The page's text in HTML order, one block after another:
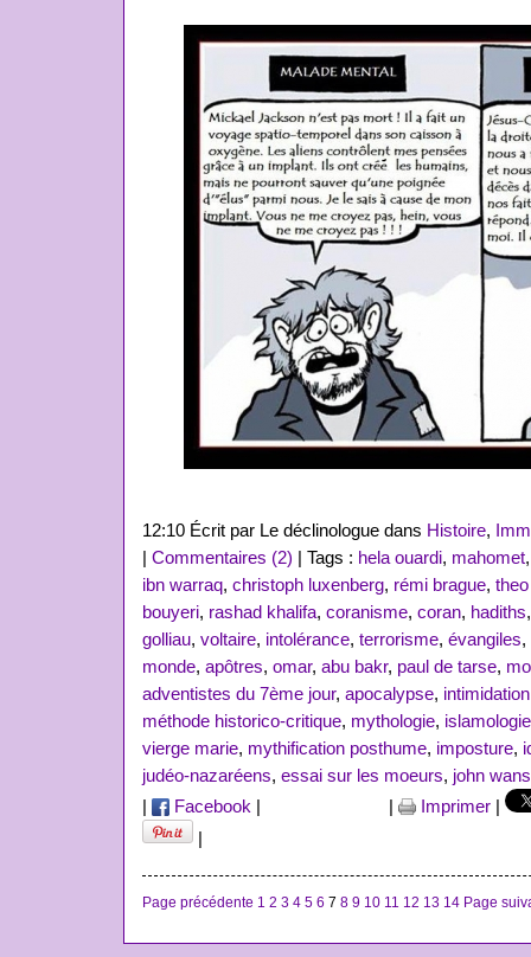
12:10 Écrit par Le déclinologue dans Histoire,
| Commentaires (2) | Tags : hela ouardi, mahomet
ibn warraq, christoph luxenberg, rémi brague,
bouyeri, rashad khalifa, coranisme, coran, hadiths
golliau, voltaire, intolérance, terrorisme, évangiles,
monde, apôtres, omar, abu bakr, paul de tarse,
adventistes du 7ème jour, apocalypse, intimidation
méthode historico-critique, mythologie, islamologie
vierge marie, mythification posthume, imposture,
judéo-nazaréens, essai sur les moeurs, john
|
Facebook | | Imprimer|
|
Page précédente 1 2 3 4 5 6 7 8 9 10 11 12 13 14 Page